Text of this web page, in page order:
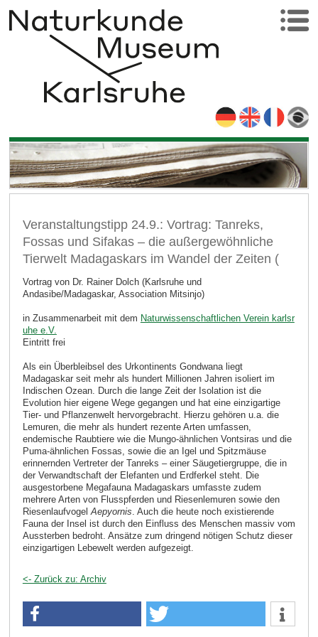
Veranstaltungstipp 24.9.: Vortrag: Tanreks,
Fossas und Sifakas – die außergewöhnliche
Tierwelt Madagaskars im Wandel der Zeiten (
Vortrag von Dr. Rainer Dolch (Karlsruhe und
Andasibe/Madagaskar, Association Mitsinjo)
in Zusammenarbeit mit dem Naturwissenschaftlichen Verein karlsr
uhe e.V.
Eintritt frei
Als ein Überbleibsel des Urkontinents Gondwana liegt
Madagaskar seit mehr als hundert Millionen Jahren isoliert im
Indischen Ozean. Durch die lange Zeit der Isolation ist die
Evolution hier eigene Wege gegangen und hat eine einzigartige
Tier- und Pflanzenwelt hervorgebracht. Hierzu gehören u.a. die
Lemuren, die mehr als hundert rezente Arten umfassen,
endemische Raubtiere wie die Mungo-ähnlichen Vontsiras und die
Puma-ähnlichen Fossas, sowie die an Igel und Spitzmäuse
erinnernden Vertreter der Tanreks – einer Säugetiergruppe, die in
der Verwandtschaft der Elefanten und Erdferkel steht. Die
ausgestorbene Megafauna Madagaskars umfasste zudem
mehrere Arten von Flusspferden und Riesenlemuren sowie den
RiesenlaufvogelAepyornis. Auch die heute noch existierende
Fauna der Insel ist durch den Einfluss des Menschen massiv vom
Aussterben bedroht. Ansätze zum dringend nötigen Schutz dieser
einzigartigen Lebewelt werden aufgezeigt.
<- Zurück zu: Archiv